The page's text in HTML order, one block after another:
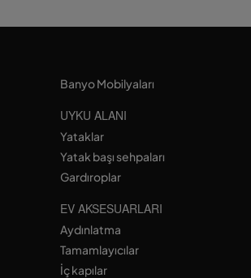
Banyo Mobilyaları
UYKU ALANI
Yataklar
Yatak başı sehpaları
Gardıroplar
EV AKSESUARLARI
Aydınlatma
Tamamlayıcılar
İç kapılar